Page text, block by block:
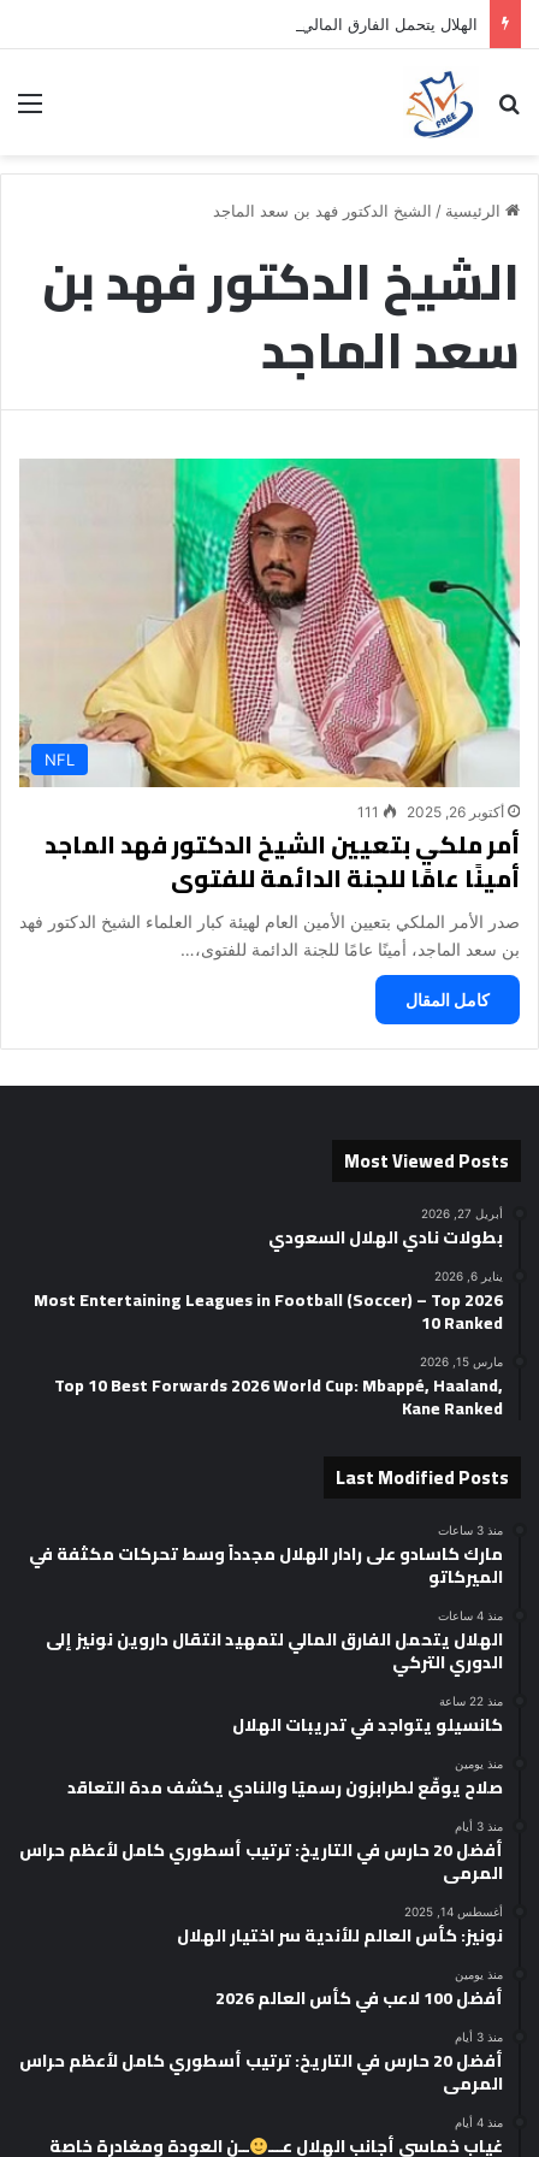
بحث عن
الرئيسية / الشيخ الدكتور فهد بن سعد الماجد
الشيخ الدكتور فهد بن
سعد الماجد
NFL
أكتوبر 26, 2025 111
أمر ملكي بتعيين الشيخ الدكتور فهد الماجد
أمينًا عامًا للجنة الدائمة للفتوى
صدر الأمر الملكي بتعيين الأمين العام لهيئة كبار العلماء الشيخ الدكتور فهد
بن سعد الماجد، أمينًا عامًا للجنة الدائمة للفتوى،…
كامل المقال
Most Viewed Posts
أبريل 27, 2026
بطولات نادي الهلال السعودي
يناير 6, 2026
2026 Most Entertaining Leagues in Football (Soccer) – Top
10 Ranked
مارس 15, 2026
Top 10 Best Forwards 2026 World Cup: Mbappé, Haaland,
Kane Ranked
Last Modified Posts
منذ 3 ساعات
مارك كاسادو على رادار الهلال مجدداً وسط تحركات مكثفة في
الميركاتو
منذ 4 ساعات
الهلال يتحمل الفارق المالي لتمهيد انتقال داروين نونيز إلى
الدوري التركي
منذ 22 ساعة
كانسيلو يتواجد في تدريبات الهلال
منذ يومين
صلاح يوقّع لطرابزون رسميًا والنادي يكشف مدة التعاقد
منذ 3 أيام
أفضل 20 حارس في التاريخ: ترتيب أسطوري كامل لأعظم حراس
المرمى
أغسطس 14, 2025
نونيز: كأس العالم للأندية سر اختيار الهلال
منذ يومين
أفضل 100 لاعب في كأس العالم 2026
منذ 3 أيام
أفضل 20 حارس في التاريخ: ترتيب أسطوري كامل لأعظم حراس
المرمى
منذ 4 أيام
غياب خماسي أجانب الهلال عـــ ــن العودة ومغادرة خاصة